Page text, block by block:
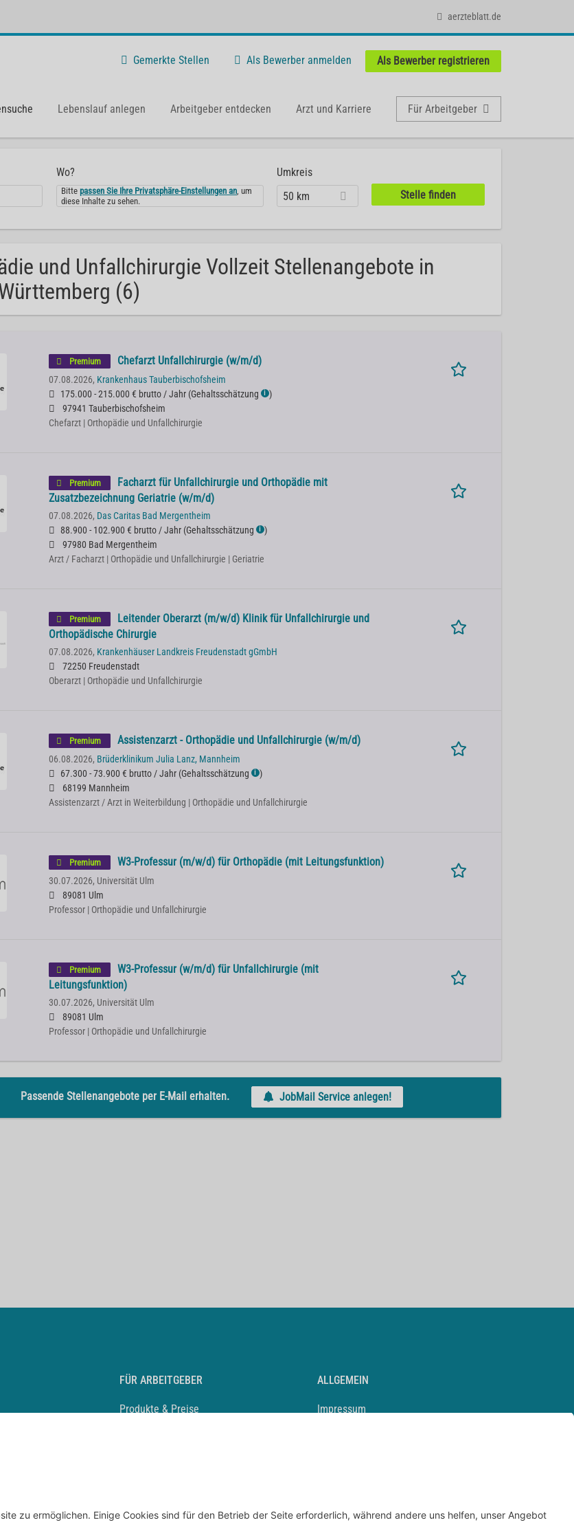
aerzteblatt.de
Gemerkte Stellen Als Bewerber anmelden Als Bewerber registrieren
Lebenslauf anlegen Arbeitgeber entdecken Arzt und Karriere Für Arbeitgeber
Wo?
Bittepassen Sie Ihre Privatsphäre-Einstellungen an, um
diese Inhalte zu sehen.
Umkreis
50 km
und Unfallchirurgie Vollzeit Stellenangebote in
(6)
Premium Chefarzt Unfallchirurgie (w/m/d)
07.08.2026, Krankenhaus Tauberbischofsheim
175.000 - 215.000 € brutto / Jahr (Gehaltsschätzung ℹ )
97941 Tauberbischofsheim
Chefarzt | Orthopädie und Unfallchirurgie
Premium
Facharzt für Unfallchirurgie und Orthopädie mit
Zusatzbezeichnung Geriatrie (w/m/d)
07.08.2026, Das Caritas Bad Mergentheim
88.900 - 102.900 € brutto / Jahr (Gehaltsschätzung ℹ )
97980 Bad Mergentheim
Arzt / Facharzt | Orthopädie und Unfallchirurgie | Geriatrie
Premium
Leitender Oberarzt (m/w/d) Klinik für Unfallchirurgie und
Orthopädische Chirurgie
07.08.2026, Krankenhäuser Landkreis Freudenstadt gGmbH
72250 Freudenstadt
Oberarzt | Orthopädie und Unfallchirurgie
Premium Assistenzarzt - Orthopädie und Unfallchirurgie (w/m/d)
06.08.2026, Brüderklinikum Julia Lanz, Mannheim
67.300 - 73.900 € brutto / Jahr (Gehaltsschätzung ℹ )
68199 Mannheim
Assistenzarzt / Arzt in Weiterbildung | Orthopädie und Unfallchirurgie
Premium W3-Professur (m/w/d) für Orthopädie (mit Leitungsfunktion)
30.07.2026, Universität Ulm
89081 Ulm
Professor | Orthopädie und Unfallchirurgie
Premium
W3-Professur (w/m/d) für Unfallchirurgie (mit
Leitungsfunktion)
30.07.2026, Universität Ulm
89081 Ulm
Professor | Orthopädie und Unfallchirurgie
Passende Stellenangebote per E-Mail erhalten. JobMail Service anlegen!
Stellenkatalog
FÜR ARBEITGEBER
Produkte & Preise
ALLGEMEIN
Impressum